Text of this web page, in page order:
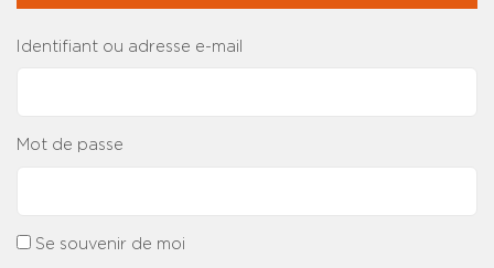
Identifiant ou adresse e-mail
Mot de passe
Se souvenir de moi